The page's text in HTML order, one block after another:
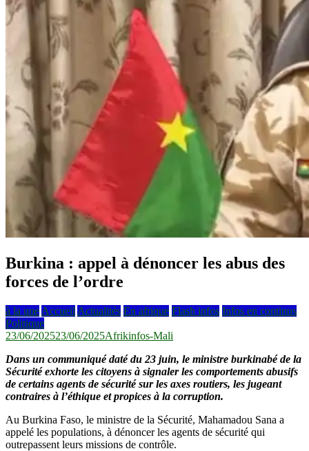
Burkina : appel à dénoncer les abus des
forces de l’ordre
à la une Accueil Actualités En afrique Flash infos Infos en continus
Politique
23/06/202523/06/2025Afrikinfos-Mali
Dans un communiqué daté du 23 juin, le ministre burkinabé de la
Sécurité exhorte les citoyens à signaler les comportements abusifs
de certains agents de sécurité sur les axes routiers, les jugeant
contraires à l’éthique et propices à la corruption.
Au Burkina Faso, le ministre de la Sécurité, Mahamadou Sana a
appelé les populations, à dénoncer les agents de sécurité qui
outrepassent leurs missions de contrôle.